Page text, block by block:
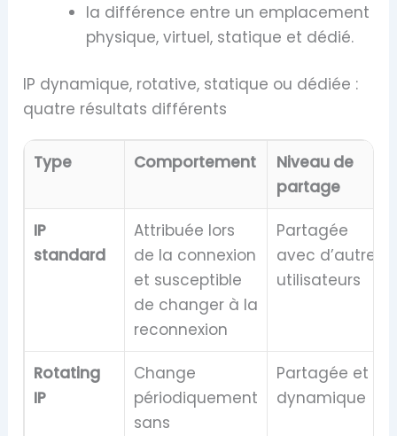
la différence entre un emplacement
physique, virtuel, statique et dédié.
IP dynamique, rotative, statique ou dédiée :
quatre résultats différents
Type Comportement
Niveau de
partage
IP
standard
Attribuée lors
de la connexion
et susceptible
de changer à la
reconnexion
Partagée
avec d’autres
utilisateurs
Rotating
IP
Change
périodiquement
sans
Partagée et
dynamique